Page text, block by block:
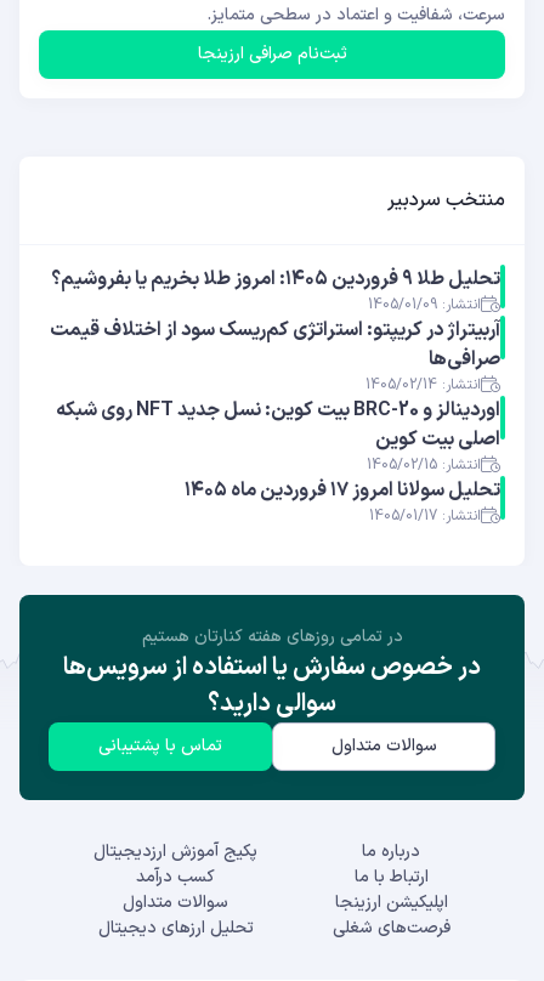
سرعت، شفافیت و اعتماد در سطحی متمایز.
ثبت‌نام صرافی ارزینجا
منتخب سردبیر
تحلیل طلا ۹ فروردین ۱۴۰۵: امروز طلا بخریم یا بفروشیم؟
انتشار: 1405/01/09
آربیتراژ در کریپتو: استراتژی کم‌ریسک سود از اختلاف قیمت
صرافی‌ها
انتشار: 1405/02/14
اوردینالز و BRC-20 بیت کوین: نسل جدید NFT روی شبکه
اصلی بیت کوین
انتشار: 1405/02/15
تحلیل سولانا امروز ۱۷ فروردین ماه ۱۴۰۵
انتشار: 1405/01/17
در تمامی روز‌های هفته کنارتان هستیم
در خصوص سفارش یا استفاده از سرویس‌ها
سوالی دارید؟
سوالات متداول تماس با پشتیبانی
درباره ما
ارتباط با ما
اپلیکیشن ارزینجا
فرصت‌های شغلی
پکیج آموزش ارزدیجیتال
کسب درآمد
سوالات متداول
تحلیل ارزهای دیجیتال